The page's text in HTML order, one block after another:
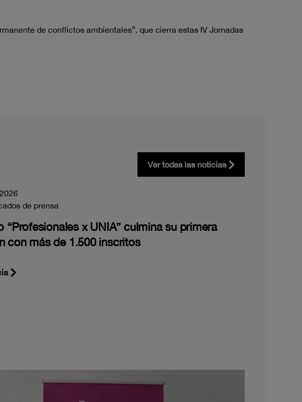
de conflictos ambientales”, que cierra estas IV Jornadas
Ver todas las noticias
de prensa
“Profesionales x UNIA” culmina su primera
con más de 1.500 inscritos